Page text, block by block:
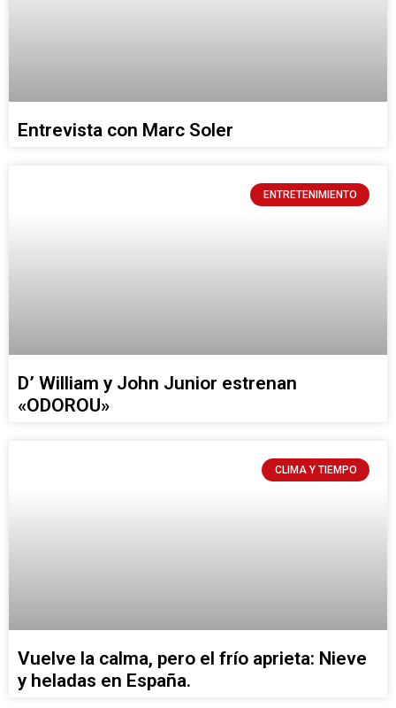
Entrevista con Marc Soler
ENTRETENIMIENTO
D’ William y John Junior estrenan
«ODOROU»
CLIMA Y TIEMPO
Vuelve la calma, pero el frío aprieta: Nieve
y heladas en España.